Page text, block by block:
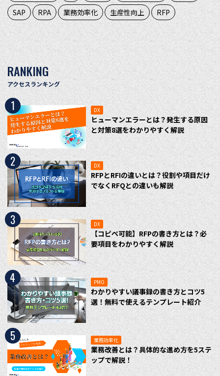
SAP
RPA 業務効率化 生産性向上 RFP
RANKING
アクセスランキング
1 DX
ヒューマンエラーとは？発生する原因
と対策8選をわかりやすく解説
2 DX
RFPとRFIの違いとは？役割や項目だけ
でなくRFQとの違いも解説
3 DX
【コピペ可能】RFPの書き方とは？必
要項目をわかりやすく解説
4 PMO
わかりやすい議事録の書き方とコツ5
選！無料で使えるテンプレート紹介
5 業務効率化
業務改善とは？具体的な進め方を5ステ
ップで解説！